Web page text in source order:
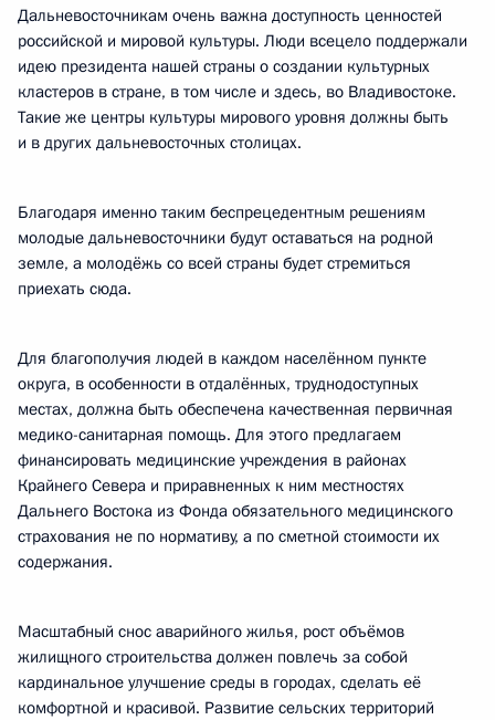
Дальневосточникам очень важна доступность ценностей
российской и мировой культуры. Люди всецело поддержали
идею президента нашей страны о создании культурных
кластеров в стране, в том числе и здесь, во Владивостоке.
Такие же центры культуры мирового уровня должны быть
и в других дальневосточных столицах.
Благодаря именно таким беспрецедентным решениям
молодые дальневосточники будут оставаться на родной
земле, а молодёжь со всей страны будет стремиться
приехать сюда.
Для благополучия людей в каждом населённом пункте
округа, в особенности в отдалённых, труднодоступных
местах, должна быть обеспечена качественная первичная
медико-санитарная помощь. Для этого предлагаем
финансировать медицинские учреждения в районах
Крайнего Севера и приравненных к ним местностях
Дальнего Востока из Фонда обязательного медицинского
страхования не по нормативу, а по сметной стоимости их
содержания.
Масштабный снос аварийного жилья, рост объёмов
жилищного строительства должен повлечь за собой
кардинальное улучшение среды в городах, сделать её
комфортной и красивой. Развитие сельских территорий